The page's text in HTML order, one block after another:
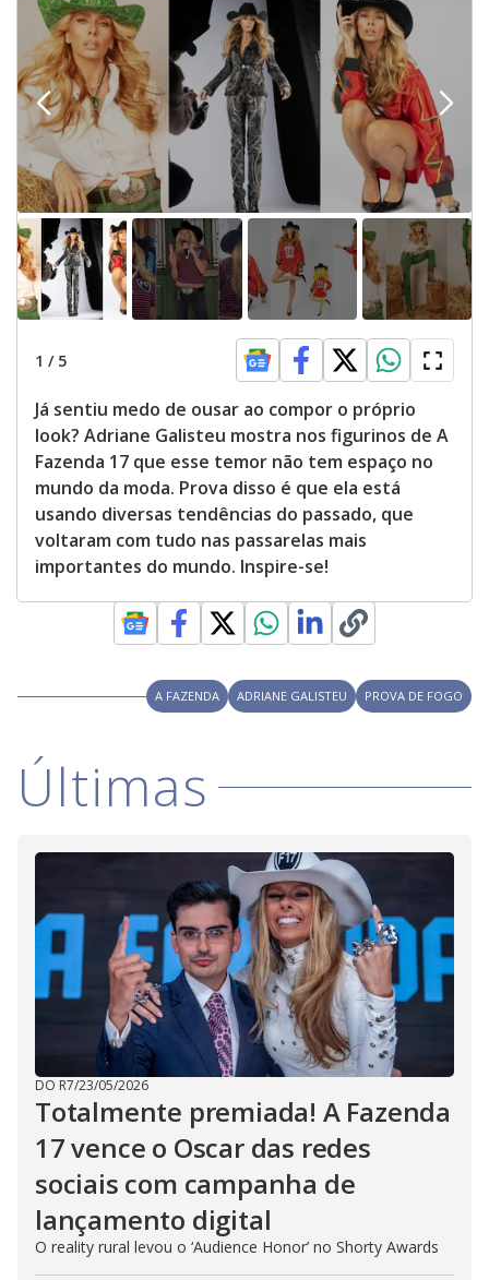
1 / 5
Já sentiu medo de ousar ao compor o próprio
look? Adriane Galisteu mostra nos figurinos de A
Fazenda 17 que esse temor não tem espaço no
mundo da moda. Prova disso é que ela está
usando diversas tendências do passado, que
voltaram com tudo nas passarelas mais
importantes do mundo. Inspire-se!
A FAZENDA ADRIANE GALISTEU PROVA DE FOGO
Últimas
DO R7/23/05/2026
Totalmente premiada! A Fazenda
17 vence o Oscar das redes
sociais com campanha de
lançamento digital
O reality rural levou o ‘Audience Honor’ no Shorty Awards